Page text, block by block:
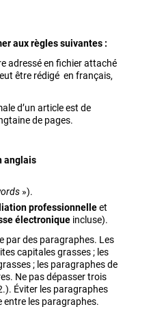
aux règles suivantes :
adressé en fichier attaché
être rédigé en français,
d’un article est de
de pages.
anglais
»).
professionnelleet
électronique incluse).
par des paragraphes. Les
capitales grasses ; les
; les paragraphes de
Ne pas dépasser trois
Éviter les paragraphes
entre les paragraphes.